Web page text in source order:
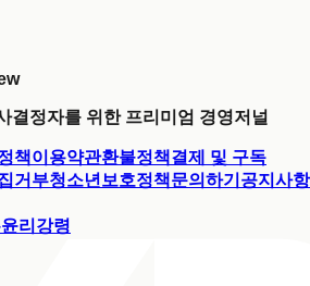
결정자를 위한 프리미엄 경영저널
책이용약관환불정책결제 및 구독
거부청소년보호정책문의하기 공지사항
리강령